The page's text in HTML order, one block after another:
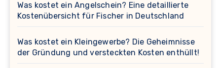
Was kostet ein Angelschein? Eine detaillierte
Kostenübersicht für Fischer in Deutschland
Was kostet ein Kleingewerbe? Die Geheimnisse
der Gründung und versteckten Kosten enthüllt!